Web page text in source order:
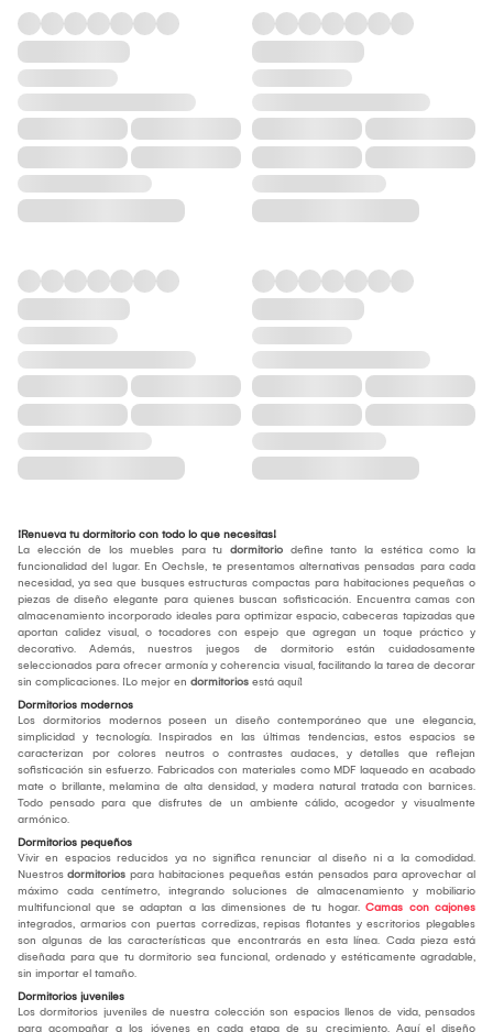
¡Renueva tu dormitorio con todo lo que necesitas!
La elección de los muebles para tu dormitorio define tanto la estética como la
funcionalidad del lugar. En Oechsle, te presentamos alternativas pensadas para cada
necesidad, ya sea que busques estructuras compactas para habitaciones pequeñas o
piezas de diseño elegante para quienes buscan sofisticación. Encuentra camas con
almacenamiento incorporado ideales para optimizar espacio, cabeceras tapizadas que
aportan calidez visual, o tocadores con espejo que agregan un toque práctico y
decorativo. Además, nuestros juegos de dormitorio están cuidadosamente
seleccionados para ofrecer armonía y coherencia visual, facilitando la tarea de decorar
sin complicaciones. ¡Lo mejor en dormitorios está aquí!
Dormitorios modernos
Los dormitorios modernos poseen un diseño contemporáneo que une elegancia,
simplicidad y tecnología. Inspirados en las últimas tendencias, estos espacios se
caracterizan por colores neutros o contrastes audaces, y detalles que reflejan
sofisticación sin esfuerzo. Fabricados con materiales como MDF laqueado en acabado
mate o brillante, melamina de alta densidad, y madera natural tratada con barnices.
Todo pensado para que disfrutes de un ambiente cálido, acogedor y visualmente
armónico.
Dormitorios pequeños
Vivir en espacios reducidos ya no significa renunciar al diseño ni a la comodidad.
Nuestros dormitorios para habitaciones pequeñas están pensados para aprovechar al
máximo cada centímetro, integrando soluciones de almacenamiento y mobiliario
multifuncional que se adaptan a las dimensiones de tu hogar. Camas con cajones
integrados, armarios con puertas corredizas, repisas flotantes y escritorios plegables
son algunas de las características que encontrarás en esta línea. Cada pieza está
diseñada para que tu dormitorio sea funcional, ordenado y estéticamente agradable,
sin importar el tamaño.
Dormitorios juveniles
Los dormitorios juveniles de nuestra colección son espacios llenos de vida, pensados
para acompañar a los jóvenes en cada etapa de su crecimiento. Aquí el diseño